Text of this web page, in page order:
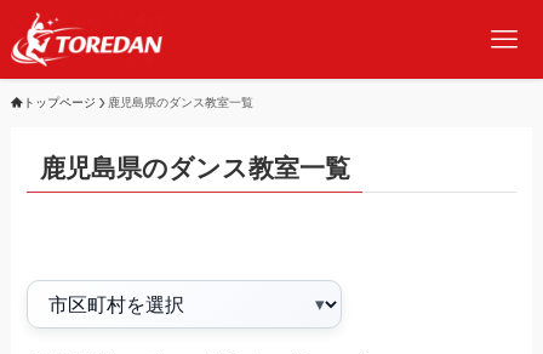
トップページ 鹿児島県のダンス教室一覧
鹿児島県のダンス教室一覧